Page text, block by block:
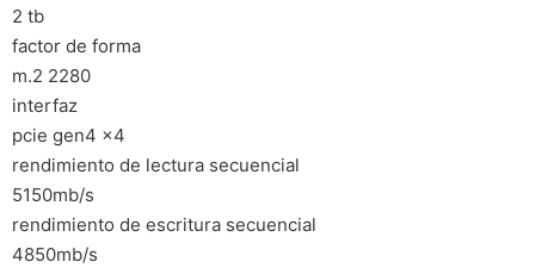
2 tb
factor de forma
m.2 2280
interfaz
pcie gen4 x4
rendimiento de lectura secuencial
5150mb/s
rendimiento de escritura secuencial
4850mb/s